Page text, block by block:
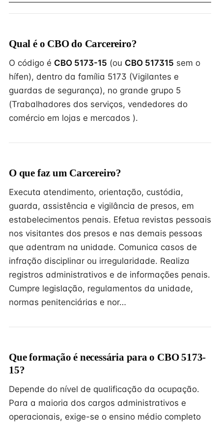
Qual é o CBO do Carcereiro?
O código é CBO 5173-15 (ou CBO 517315 sem o
hífen), dentro da família 5173 (Vigilantes e
guardas de segurança), no grande grupo 5
(Trabalhadores dos serviços, vendedores do
comércio em lojas e mercados ).
O que faz um Carcereiro?
Executa atendimento, orientação, custódia,
guarda, assistência e vigilância de presos, em
estabelecimentos penais. Efetua revistas pessoais
nos visitantes dos presos e nas demais pessoas
que adentram na unidade. Comunica casos de
infração disciplinar ou irregularidade. Realiza
registros administrativos e de informações penais.
Cumpre legislação, regulamentos da unidade,
normas penitenciárias e nor…
Que formação é necessária para o CBO 5173-
15?
Depende do nível de qualificação da ocupação.
Para a maioria dos cargos administrativos e
operacionais, exige-se o ensino médio completo